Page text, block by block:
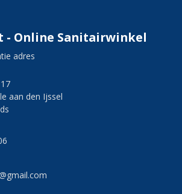
- Online Sanitairwinkel
adres
aan den Ijssel